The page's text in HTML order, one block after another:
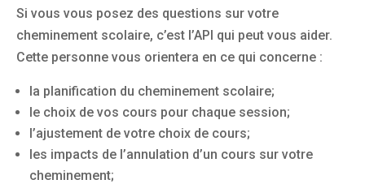
Si vous vous posez des questions sur votre
cheminement scolaire, c’est l’API qui peut vous aider.
Cette personne vous orientera en ce qui concerne :
la planification du cheminement scolaire;
le choix de vos cours pour chaque session;
l’ajustement de votre choix de cours;
les impacts de l’annulation d’un cours sur votre
cheminement;